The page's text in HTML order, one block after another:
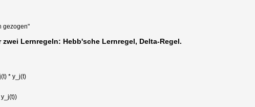
gezogen"
Lernregeln: Hebb'sche Lernregel, Delta-Regel.
* y_j(t)